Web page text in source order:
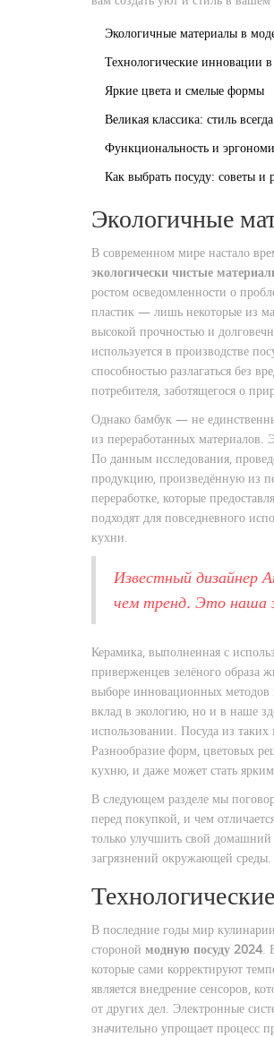
Экологичные материалы в
Технологические инновации в
Яркие цвета и смелые формы
Великая классика: стиль
Функциональность и
Как выбрать посуду: советы и
Экологичные
В современном мире настало
экологически чистые
ростом осведомленности о
пластик — лишь некоторые из
высокой прочностью и
используется в производстве
способностью разлагаться без
потребителя, заботящегося о
Однако бамбук — не
из переработанных материалов.
По данным исследования,
продукцию, произведённую из
переработке, которые
подходят для повседневного
кухни.
Известный дизайнер
чем тренд. Это наша
Керамика, выполненная с
приверженцев зелёного образа
выборе инновационных
вклад в экологию, но и в наше
использовании. Посуда из
Разнообразие форм, цветовых
кухню, и даже может стать
В следующем разделе мы
перед покупкой, и чем
только улучшить свой
загрязнений окружающей среды.
В последние годы мир
стороной модную посуду 2024.
которые сами корректируют
является внедрение сенсоров,
от других дел. Электронные
значительно упрощает процесс